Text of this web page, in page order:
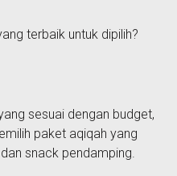
terbaik untuk dipilih?
sesuai dengan budget,
paket aqiqah yang
snack pendamping.